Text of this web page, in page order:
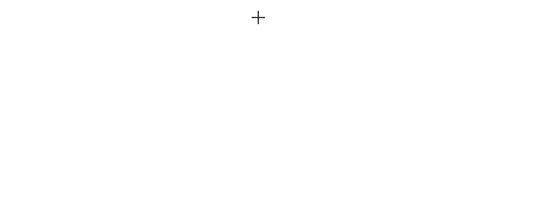
«en 748»